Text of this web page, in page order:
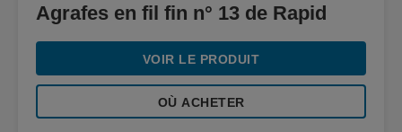
Agrafes en fil fin n° 13 de Rapid
VOIR LE PRODUIT
OÙ ACHETER